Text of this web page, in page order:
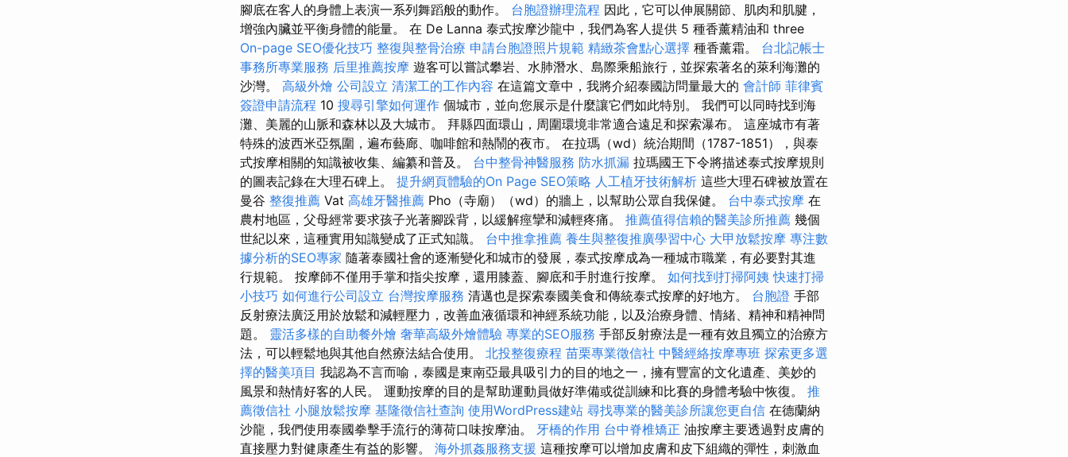
腳底在客人的身體上表演一系列舞蹈般的動作。 台胞證辦理流程 因此，它可以伸展關節、肌肉和肌腱，
增強內臟並平衡身體的能量。 在 De Lanna 泰式按摩沙龍中，我們為客人提供 5 種香薰精油和 three
On-page SEO優化技巧 整復與整骨治療 申請台胞證照片規範 精緻茶會點心選擇 種香薰霜。 台北記帳士
事務所專業服務 后里推薦按摩 遊客可以嘗試攀岩、水肺潛水、島際乘船旅行，並探索著名的萊利海灘的
沙灣。 高級外燴 公司設立 清潔工的工作內容 在這篇文章中，我將介紹泰國訪問量最大的 會計師 菲律賓
簽證申請流程 10 搜尋引擎如何運作 個城市，並向您展示是什麼讓它們如此特別。 我們可以同時找到海
灘、美麗的山脈和森林以及大城市。 拜縣四面環山，周圍環境非常適合遠足和探索瀑布。 這座城市有著
特殊的波西米亞氛圍，遍布藝廊、咖啡館和熱鬧的夜市。 在拉瑪（wd）統治期間（1787-1851），與泰
式按摩相關的知識被收集、編纂和普及。 台中整骨神醫服務 防水抓漏 拉瑪國王下令將描述泰式按摩規則
的圖表記錄在大理石碑上。 提升網頁體驗的On Page SEO策略 人工植牙技術解析 這些大理石碑被放置在
曼谷 整復推薦 Vat 高雄牙醫推薦 Pho（寺廟）（wd）的牆上，以幫助公眾自我保健。 台中泰式按摩 在
農村地區，父母經常要求孩子光著腳跺背，以緩解痙攣和減輕疼痛。 推薦值得信賴的醫美診所推薦 幾個
世紀以來，這種實用知識變成了正式知識。 台中推拿推薦 養生與整復推廣學習中心 大甲放鬆按摩 專注數
據分析的SEO專家 隨著泰國社會的逐漸變化和城市的發展，泰式按摩成為一種城市職業，有必要對其進
行規範。 按摩師不僅用手掌和指尖按摩，還用膝蓋、腳底和手肘進行按摩。 如何找到打掃阿姨 快速打掃
小技巧 如何進行公司設立 台灣按摩服務 清邁也是探索泰國美食和傳統泰式按摩的好地方。 台胞證 手部
反射療法廣泛用於放鬆和減輕壓力，改善血液循環和神經系統功能，以及治療身體、情緒、精神和精神問
題。 靈活多樣的自助餐外燴 奢華高級外燴體驗 專業的SEO服務 手部反射療法是一種有效且獨立的治療方
法，可以輕鬆地與其他自然療法結合使用。 北投整復療程 苗栗專業徵信社 中醫經絡按摩專班 探索更多選
擇的醫美項目 我認為不言而喻，泰國是東南亞最具吸引力的目的地之一，擁有豐富的文化遺產、美妙的
風景和熱情好客的人民。 運動按摩的目的是幫助運動員做好準備或從訓練和比賽的身體考驗中恢復。 推
薦徵信社 小腿放鬆按摩 基隆徵信社查詢 使用WordPress建站 尋找專業的醫美診所讓您更自信 在德蘭納
沙龍，我們使用泰國拳擊手流行的薄荷口味按摩油。 牙橋的作用 台中脊椎矯正 油按摩主要透過對皮膚的
直接壓力對健康產生有益的影響。 海外抓姦服務支援 這種按摩可以增加皮膚和皮下組織的彈性，刺激血